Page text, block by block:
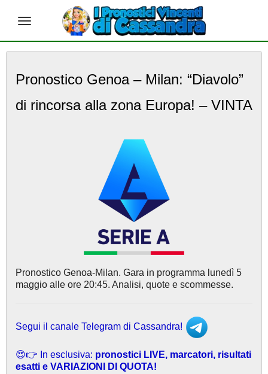
Pronostico Genoa – Milan: “Diavolo”
di rincorsa alla zona Europa! – VINTA
Pronostico Genoa-Milan. Gara in programma lunedì 5
maggio alle ore 20:45. Analisi, quote e scommesse.
Segui il canale Telegram di Cassandra!
😍👉 In esclusiva: pronostici LIVE, marcatori, risultati
esatti e VARIAZIONI DI QUOTA!